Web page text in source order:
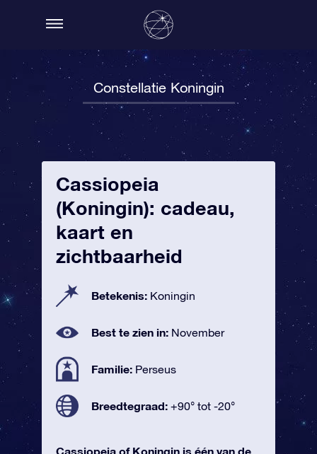
Constellatie Koningin
Cassiopeia
(Koningin): cadeau,
kaart en
zichtbaarheid
Betekenis: Koningin
Best te zien in: November
Familie: Perseus
Breedtegraad: +90° tot -20°
Cassiopeia of Koningin is één van de